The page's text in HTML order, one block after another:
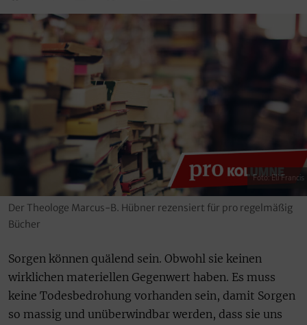
Foto: Eli Francis
Der Theologe Marcus-B. Hübner rezensiert für pro regelmäßig
Bücher
Sorgen können quälend sein. Obwohl sie keinen
wirklichen materiellen Gegenwert haben. Es muss
keine Todesbedrohung vorhanden sein, damit Sorgen
so massig und unüberwindbar werden, dass sie uns